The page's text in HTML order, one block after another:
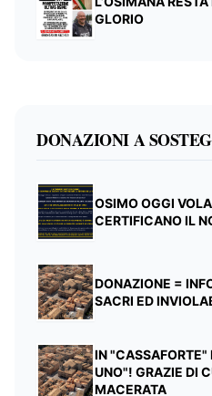
GLORIO
DONAZIONI A
OSIMO OGGI
CERTIFICANO IL
DONAZIONE =
SACRI ED
IN "CASSAFORTE"
UNO"! GRAZIE DI
MACERATA